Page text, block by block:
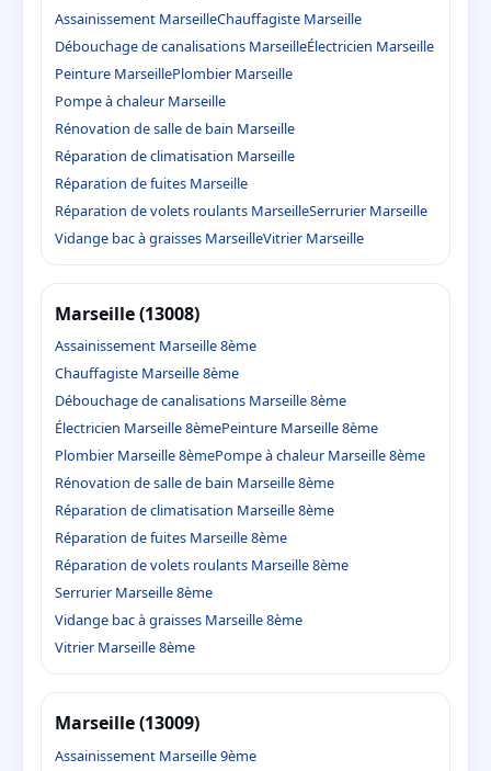
Assainissement MarseilleChauffagiste Marseille
Débouchage de canalisations MarseilleÉlectricien Marseille
Peinture MarseillePlombier Marseille
Pompe à chaleur Marseille
Rénovation de salle de bain Marseille
Réparation de climatisation Marseille
Réparation de fuites Marseille
Réparation de volets roulants MarseilleSerrurier Marseille
Vidange bac à graisses MarseilleVitrier Marseille
Marseille (13008)
Assainissement Marseille 8ème
Chauffagiste Marseille 8ème
Débouchage de canalisations Marseille 8ème
Électricien Marseille 8èmePeinture Marseille 8ème
Plombier Marseille 8èmePompe à chaleur Marseille 8ème
Rénovation de salle de bain Marseille 8ème
Réparation de climatisation Marseille 8ème
Réparation de fuites Marseille 8ème
Réparation de volets roulants Marseille 8ème
Serrurier Marseille 8ème
Vidange bac à graisses Marseille 8ème
Vitrier Marseille 8ème
Marseille (13009)
Assainissement Marseille 9ème